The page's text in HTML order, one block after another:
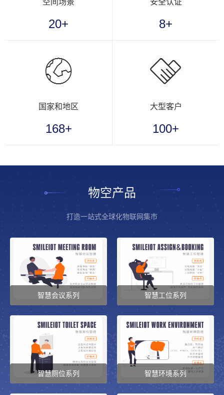
20+ 8+
国家和地区
168+
大型客户
100+
物空产品
打造一站式全球化物联网集市
智慧会议系列
智慧工位系列
智慧厕位系列
智慧环境系列